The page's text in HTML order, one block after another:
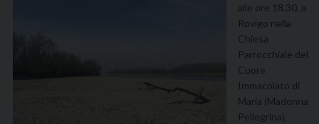
alle ore 18.30, a
Rovigo nella
Chiesa
Parrocchiale del
Cuore
Immacolato di
Maria (Madonna
Pellegrina),